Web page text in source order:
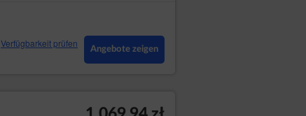
Verfügbarkeit prüfen
Angebote zeigen